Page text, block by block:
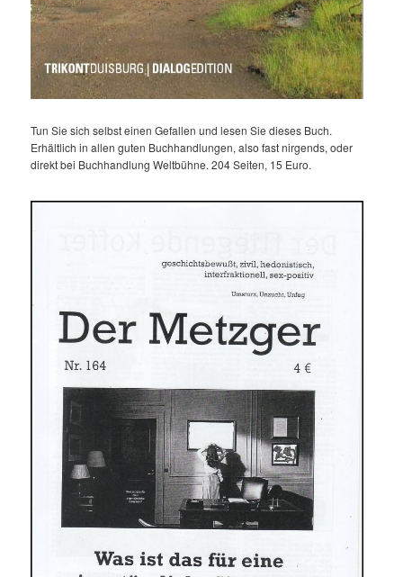
Tun Sie sich selbst einen Gefallen und lesen Sie dieses Buch.
Erhältlich in allen guten Buchhandlungen, also fast nirgends, oder
direkt bei Buchhandlung Weltbühne. 204 Seiten, 15 Euro.